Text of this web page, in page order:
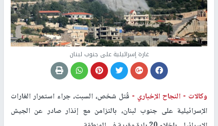
غارة إسرائيلية على جنوب لبنان
وكالات - النجاح الإخباري - قُتل شخص، السبت، جراء استمرار الغارات
الإسرائيلية على جنوب لبنان، بالتزامن مع إنذار صادر عن الجيش